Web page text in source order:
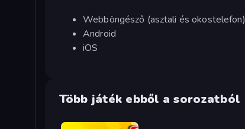
Webböngésző (asztali és okostelefon)
Android
iOS
Több játék ebből a sorozatból